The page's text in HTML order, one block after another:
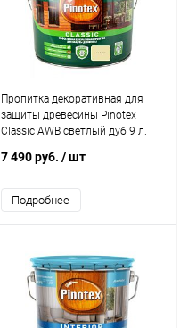
Пропитка декоративная для
защиты древесины Pinotex
Classic AWB светлый дуб 9 л.
7 490 руб. / шт
Подробнее